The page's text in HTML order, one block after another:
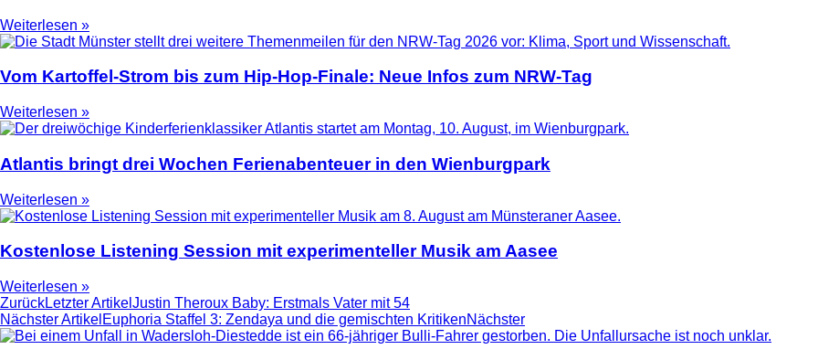
Weiterlesen »
Vom Kartoffel-Strom bis zum Hip-Hop-Finale: Neue Infos zum NRW-Tag
Weiterlesen »
Atlantis bringt drei Wochen Ferienabenteuer in den Wienburgpark
Weiterlesen »
Kostenlose Listening Session mit experimenteller Musik am Aasee
Weiterlesen »
ZurückLetzter Artikel Justin Theroux Baby: Erstmals Vater mit 54
Nächster Artikel Euphoria Staffel 3: Zendaya und die gemischten KritikenNächster